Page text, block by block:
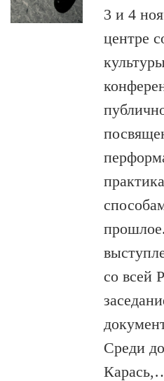
3 и 4
центре
со всей
Среди